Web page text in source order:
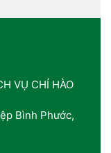
VỤ CHÍ HÀO
Bình Phước,